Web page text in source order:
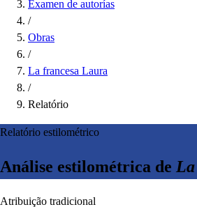
Examen de autorías
/
Obras
/
La francesa Laura
/
Relatório
Relatório estilométrico
Análise estilométrica de
Atribuição tradicional